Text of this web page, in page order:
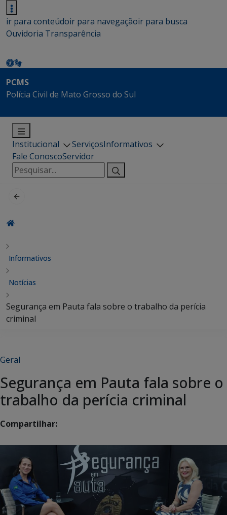
ir para conteúdoir para navegaçãoir para busca
Ouvidoria Transparência
PCMS
Polícia Civil de Mato Grosso do Sul
Institucional ServiçosInformativos
Fale ConoscoServidor
Pesquisar
por:
Informativos
Notícias
Segurança em Pauta fala sobre o trabalho da perícia
criminal
Geral
Segurança em Pauta fala sobre o
trabalho da perícia criminal
Compartilhar: